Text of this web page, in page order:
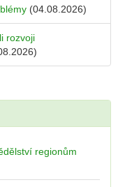
(04.08.2026)
rozvoji
regionům